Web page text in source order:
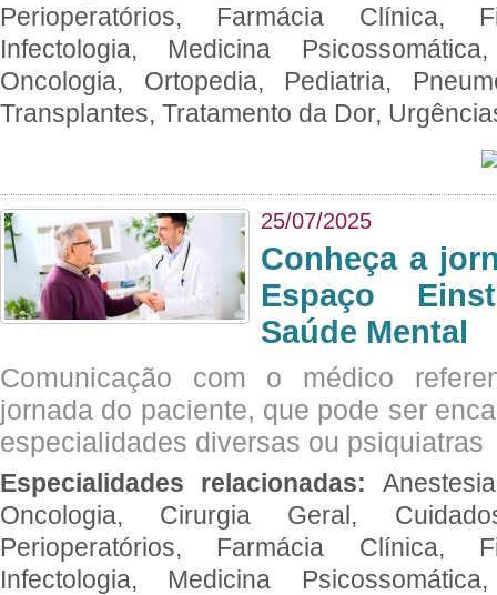
Perioperatórios, Farmácia Clínica,
Infectologia, Medicina
Oncologia, Ortopedia, Pediatria,
Transplantes, Tratamento da Dor,
25/07/2025
Conheça a
Espaço
Saúde Mental
Comunicação com o médico
jornada do paciente, que pode ser
especialidades diversas ou psiquiatras
Especialidades relacionadas:
Oncologia, Cirurgia Geral,
Perioperatórios, Farmácia Clínica,
Infectologia, Medicina